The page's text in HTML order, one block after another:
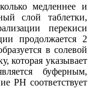
медленнее и
слой таблетки,
перекиси
продолжается 2
в солевой
которая указывает
буферным,
РН соответствует